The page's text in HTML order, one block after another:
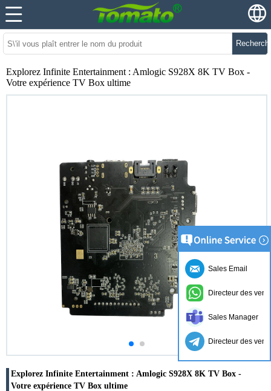
Explorez Infinite Entertainment : Amlogic S928X 8K TV Box -
Votre expérience TV Box ultime
Explorez Infinite Entertainment : Amlogic S928X 8K TV Box -
Votre expérience TV Box ultime
Sales Email
Directeur des
Sales Manager
Directeur des